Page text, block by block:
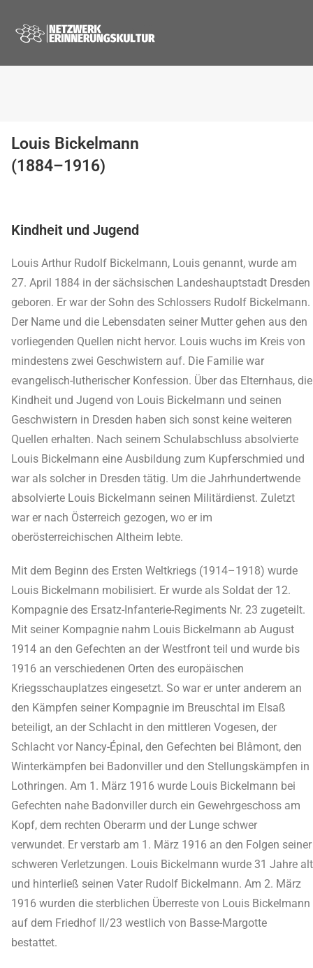
Louis Bickelmann
(1884–1916)
Kindheit und Jugend
Louis Arthur Rudolf Bickelmann, Louis genannt, wurde am
27. April 1884 in der sächsischen Landeshauptstadt Dresden
geboren. Er war der Sohn des Schlossers Rudolf Bickelmann.
Der Name und die Lebensdaten seiner Mutter gehen aus den
vorliegenden Quellen nicht hervor. Louis wuchs im Kreis von
mindestens zwei Geschwistern auf. Die Familie war
evangelisch-lutherischer Konfession. Über das Elternhaus, die
Kindheit und Jugend von Louis Bickelmann und seinen
Geschwistern in Dresden haben sich sonst keine weiteren
Quellen erhalten. Nach seinem Schulabschluss absolvierte
Louis Bickelmann eine Ausbildung zum Kupferschmied und
war als solcher in Dresden tätig. Um die Jahrhundertwende
absolvierte Louis Bickelmann seinen Militärdienst. Zuletzt
war er nach Österreich gezogen, wo er im
oberösterreichischen Altheim lebte.
Mit dem Beginn des Ersten Weltkriegs (1914–1918) wurde
Louis Bickelmann mobilisiert. Er wurde als Soldat der 12.
Kompagnie des Ersatz-Infanterie-Regiments Nr. 23 zugeteilt.
Mit seiner Kompagnie nahm Louis Bickelmann ab August
1914 an den Gefechten an der Westfront teil und wurde bis
1916 an verschiedenen Orten des europäischen
Kriegsschauplatzes eingesetzt. So war er unter anderem an
den Kämpfen seiner Kompagnie im Breuschtal im Elsaß
beteiligt, an der Schlacht in den mittleren Vogesen, der
Schlacht vor Nancy-Épinal, den Gefechten bei Blâmont, den
Winterkämpfen bei Badonviller und den Stellungskämpfen in
Lothringen. Am 1. März 1916 wurde Louis Bickelmann bei
Gefechten nahe Badonviller durch ein Gewehrgeschoss am
Kopf, dem rechten Oberarm und der Lunge schwer
verwundet. Er verstarb am 1. März 1916 an den Folgen seiner
schweren Verletzungen. Louis Bickelmann wurde 31 Jahre alt
und hinterließ seinen Vater Rudolf Bickelmann. Am 2. März
1916 wurden die sterblichen Überreste von Louis Bickelmann
auf dem Friedhof II/23 westlich von Basse-Margotte
bestattet.